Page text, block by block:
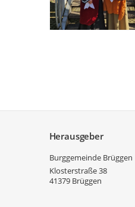
Herausgeber
Burggemeinde Brüggen
Klosterstraße 38
41379 Brüggen